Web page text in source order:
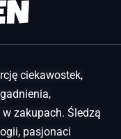
ciekawostek,
zakupach. Śledzą
pasjonaci